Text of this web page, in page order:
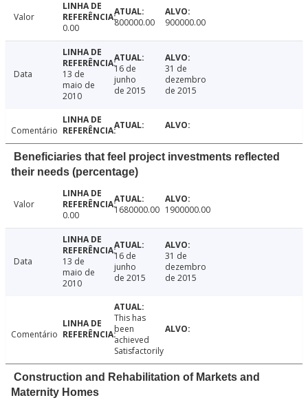
Valor
0.00
800000.00 900000.00
Data
13 de
maio de
2010
16 de
junho
de 2015
31 de
dezembro
de 2015
Comentário
Beneficiaries that feel project investments reflected
their needs (percentage)
Valor
0.00
1680000.00 1900000.00
Data
13 de
maio de
2010
16 de
junho
de 2015
31 de
dezembro
de 2015
Comentário
This has
been
achieved
Satisfactorily
Construction and Rehabilitation of Markets and
Maternity Homes